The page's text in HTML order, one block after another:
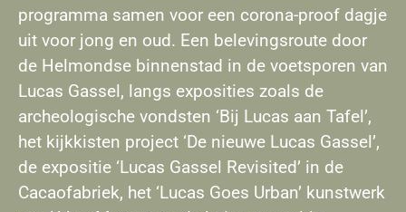
programma samen voor een corona-proof dagje
uit voor jong en oud. Een belevingsroute door
de Helmondse binnenstad in de voetsporen van
Lucas Gassel, langs exposities zoals de
archeologische vondsten ‘Bij Lucas aan Tafel’,
het kijkkisten project ‘De nieuwe Lucas Gassel’,
de expositie ‘Lucas Gassel Revisited’ in de
Cacaofabriek, het ‘Lucas Goes Urban’ kunstwerk